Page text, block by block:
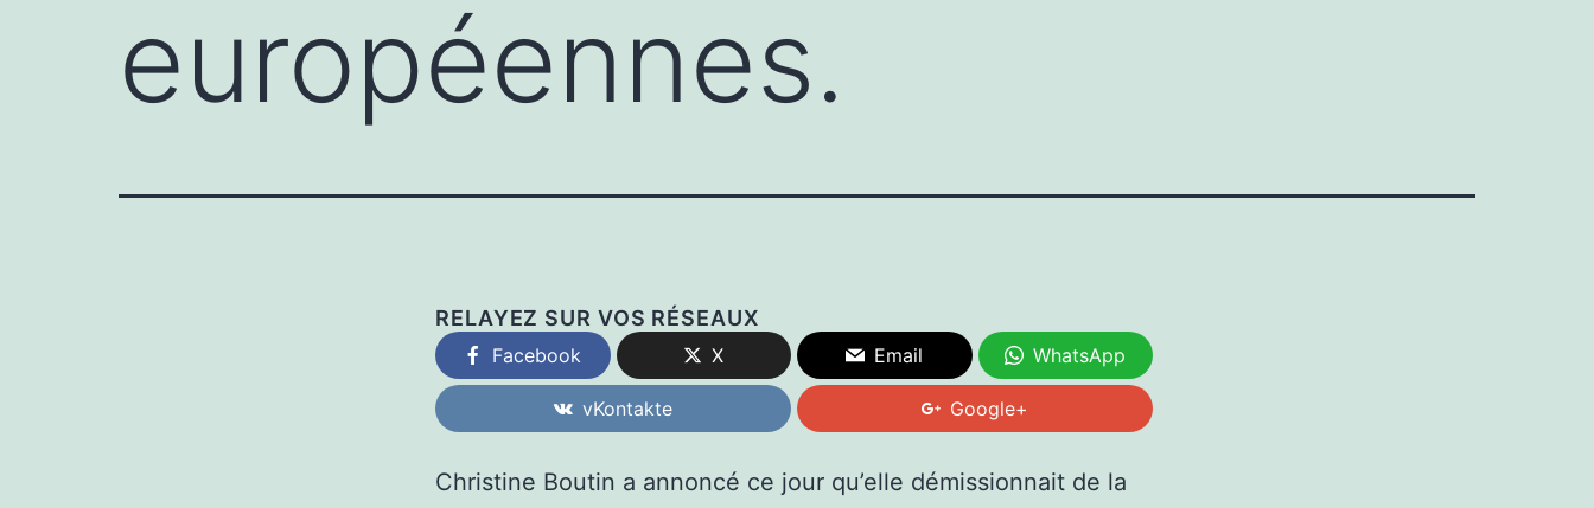
européennes.
RELAYEZ SUR VOS RÉSEAUX
Facebook X Email WhatsApp
vKontakte Google+
Christine Boutin a annoncé ce jour qu’elle démissionnait de la